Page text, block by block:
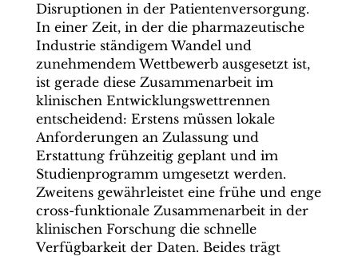
Disruptionen in der Patientenversorgung.
In einer Zeit, in der die pharmazeutische
Industrie ständigem Wandel und
zunehmendem Wettbewerb ausgesetzt ist,
ist gerade diese Zusammenarbeit im
klinischen Entwicklungswettrennen
entscheidend: Erstens müssen lokale
Anforderungen an Zulassung und
Erstattung frühzeitig geplant und im
Studienprogramm umgesetzt werden.
Zweitens gewährleistet eine frühe und enge
cross-funktionale Zusammenarbeit in der
klinischen Forschung die schnelle
Verfügbarkeit der Daten. Beides trägt